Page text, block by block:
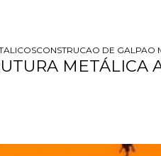
CONSTRUCAO DE GALPAO
METÁLICA